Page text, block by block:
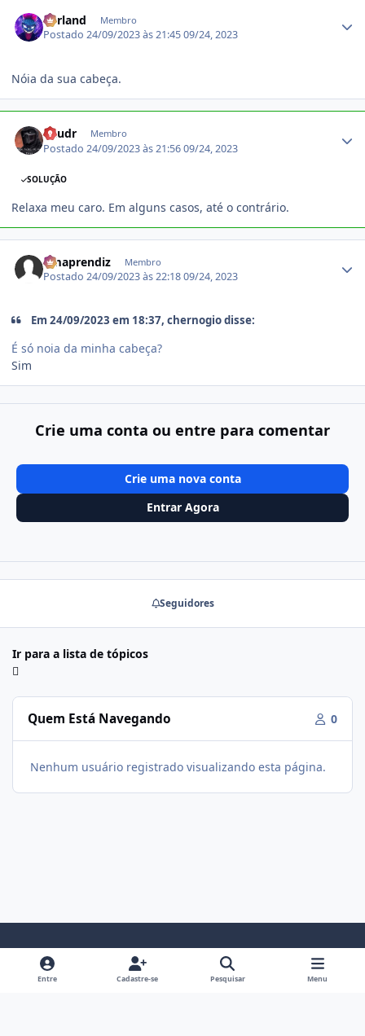
b0rland Membro
Postado24/09/2023 às 21:4509/24, 2023
Nóia da sua cabeça.
Raudr Membro
Postado24/09/2023 às 21:5609/24, 2023
SOLUÇÃO
Relaxa meu caro. Em alguns casos, até o contrário.
umaprendiz Membro
Postado24/09/2023 às 22:1809/24, 2023
Em 24/09/2023 em 18:37, chernogio disse:
É só noia da minha cabeça?
Sim
Crie uma conta ou entre para comentar
Crie uma nova conta
Entrar Agora
Seguidores
Ir para a lista de tópicos
Quem Está Navegando 0
Nenhum usuário registrado visualizando esta página.
Modo ClaroModo EscuroPreferência do Sistema
i
Entre Cadastre-se Pesquisar Menu